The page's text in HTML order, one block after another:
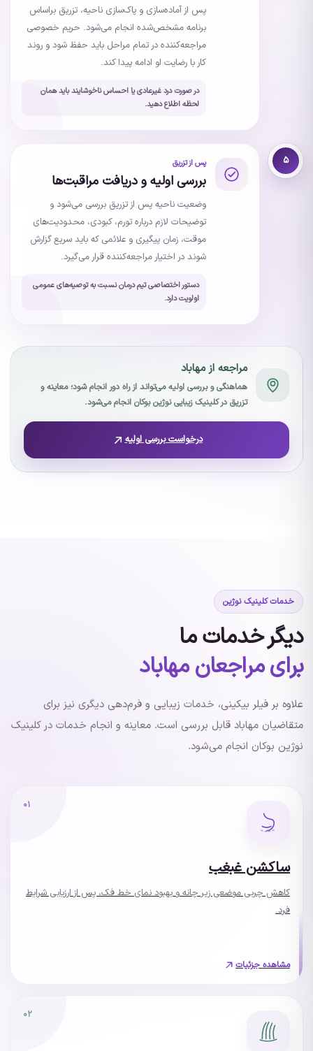
پس از آماده‌سازی و پاک‌سازی ناحیه، تزریق براساس
برنامه مشخص‌شده انجام می‌شود. حریم خصوصی
مراجعه‌کننده در تمام مراحل باید حفظ شود و روند
کار با رضایت او ادامه پیدا کند.
در صورت درد غیرعادی یا احساس ناخوشایند باید همان
لحظه اطلاع دهید.
۵ پس از تزریق
بررسی اولیه و دریافت مراقبت‌ها
وضعیت ناحیه پس از تزریق بررسی می‌شود و
توضیحات لازم درباره تورم، کبودی، محدودیت‌های
موقت، زمان پیگیری و علائمی که باید سریع گزارش
شوند در اختیار مراجعه‌کننده قرار می‌گیرد.
دستور اختصاصی تیم درمان نسبت به توصیه‌های عمومی
اولویت دارد.
مراجعه از مهاباد
هماهنگی و بررسی اولیه می‌تواند از راه دور انجام شود؛ معاینه و
تزریق در کلینیک زیبایی نوژین بوکان انجام می‌شود.
درخواست بررسی اولیه
خدمات کلینیک نوژین
دیگر خدمات ما
برای مراجعان مهاباد
علاوه بر فیلر بیکینی، خدمات زیبایی و فرم‌دهی دیگری نیز برای
متقاضیان مهاباد قابل بررسی است. معاینه و انجام خدمات در کلینیک
نوژین بوکان انجام می‌شود.
۰۱
ساکشن غبغب
کاهش چربی موضعی زیر چانه و بهبود نمای خط فک، پس از ارزیابی شرایط
فرد.
مشاهده جزئیات
۰۲